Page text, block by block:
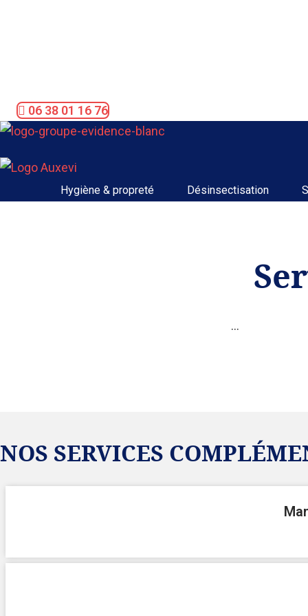
06 38 01 16 76
Hygiène & propreté Désinsectisation
…
NOS SERVICES